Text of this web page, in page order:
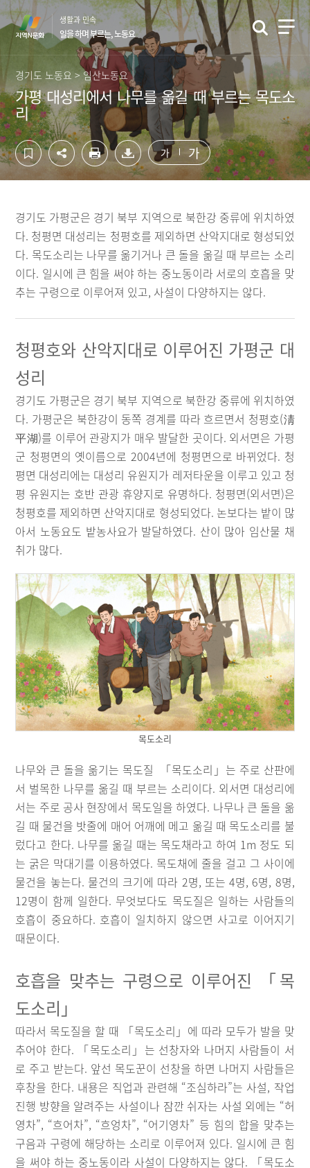
컨
텐
영
역
바
로
가
기
하
단
역
바
로
가
기
생활과 민속
일을 하며 부르는, 노동요
경기도 노동요 > 임산노동요
가평 대성리에서 나무를 옮길 때 부르는 목도소
리
가 가
경기도 가평군은 경기 북부 지역으로 북한강 중류에 위치하였
다. 청평면 대성리는 청평호를 제외하면 산악지대로 형성되었
다. 목도소리는 나무를 옮기거나 큰 돌을 옮길 때 부르는 소리
이다. 일시에 큰 힘을 써야 하는 중노동이라 서로의 호흡을 맞
추는 구령으로 이루어져 있고, 사설이 다양하지는 않다.
청평호와 산악지대로 이루어진 가평군 대
성리
경기도 가평군은 경기 북부 지역으로 북한강 중류에 위치하였
다. 가평군은 북한강이 동쪽 경계를 따라 흐르면서 청평호(淸
平湖)를 이루어 관광지가 매우 발달한 곳이다. 외서면은 가평
군 청평면의 옛이름으로 2004년에 청평면으로 바뀌었다. 청
평면 대성리에는 대성리 유원지가 레저타운을 이루고 있고 청
평 유원지는 호반 관광 휴양지로 유명하다. 청평면(외서면)은
청평호를 제외하면 산악지대로 형성되었다. 논보다는 밭이 많
아서 노동요도 밭농사요가 발달하였다. 산이 많아 임산물 채
취가 많다.
목도소리
나무와 큰 돌을 옮기는 목도질 「목도소리」는 주로 산판에
서 벌목한 나무를 옮길 때 부르는 소리이다. 외서면 대성리에
서는 주로 공사 현장에서 목도일을 하였다. 나무나 큰 돌을 옮
길 때 물건을 밧줄에 매어 어깨에 메고 옮길 때 목도소리를 불
렀다고 한다. 나무를 옮길 때는 목도채라고 하여 1m 정도 되
는 굵은 막대기를 이용하였다. 목도채에 줄을 걸고 그 사이에
물건을 놓는다. 물건의 크기에 따라 2명, 또는 4명, 6명, 8명,
12명이 함께 일한다. 무엇보다도 목도질은 일하는 사람들의
호흡이 중요하다. 호흡이 일치하지 않으면 사고로 이어지기
때문이다.
호흡을 맞추는 구령으로 이루어진 「목
도소리」
따라서 목도질을 할 때 「목도소리」에 따라 모두가 발을 맞
추어야 한다. 「목도소리」는 선창자와 나머지 사람들이 서
로 주고 받는다. 앞선 목도꾼이 선창을 하면 나머지 사람들은
후창을 한다. 내용은 직업과 관련해 “조심하라”는 사설, 작업
진행 방향을 알려주는 사설이나 잠깐 쉬자는 사설 외에는 “허
영차”, “흐어차”, “흐엉차”, “어기영차” 등 힘의 합을 맞추는
구음과 구령에 해당하는 소리로 이루어져 있다. 일시에 큰 힘
을 써야 하는 중노동이라 사설이 다양하지는 않다. 「목도소